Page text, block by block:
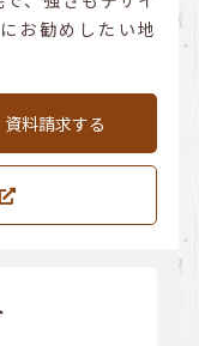
お勧めしたい地
資料請求する